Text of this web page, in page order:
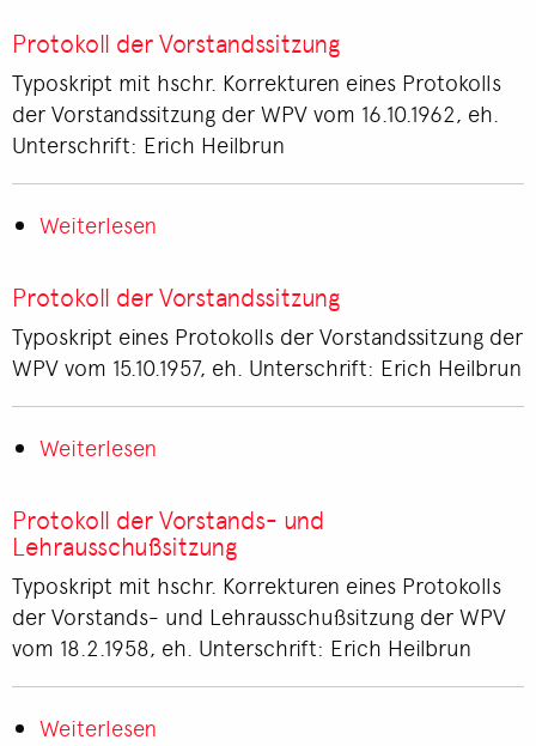
der
Generalversammlung
der
WPV
Protokoll der Vorstandssitzung
Typoskript mit hschr. Korrekturen eines Protokolls
der Vorstandssitzung der WPV vom 16.10.1962, eh.
Unterschrift: Erich Heilbrun
Weiterlesen
der
Protokoll der Vorstandssitzung
Typoskript eines Protokolls der Vorstandssitzung der
WPV vom 15.10.1957, eh. Unterschrift: Erich Heilbrun
Weiterlesen
der
Vorstandssitzung
Protokoll der Vorstands- und
Lehrausschußsitzung
Typoskript mit hschr. Korrekturen eines Protokolls
der Vorstands- und Lehrausschußsitzung der WPV
vom 18.2.1958, eh. Unterschrift: Erich Heilbrun
Weiterlesen